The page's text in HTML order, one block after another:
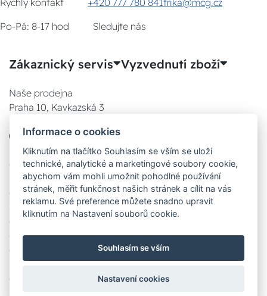
Rychlý kontakt +420 777 780 841trika@mcg.cz
Po-Pá: 8-17 hod
Sledujte nás
Zákaznický servis Vyzvednutí zboží
Naše prodejna
Praha 10, Kavkazská 3
777 780 841
08:00 - 17:00
08:00 - 17:00
08:00 - 17:00
Čt:
08:00 - 17:00
08:00 - 17:00
Informace o cookies
Kliknutím na tlačítko Souhlasím se vším se uloží
technické, analytické a marketingové soubory cookie,
abychom vám mohli umožnit pohodlné používání
stránek, měřit funkčnost našich stránek a cílit na vás
reklamu. Své preference můžete snadno upravit
kliknutím na Nastavení souborů cookie.
Souhlasím se vším
Nastavení cookies